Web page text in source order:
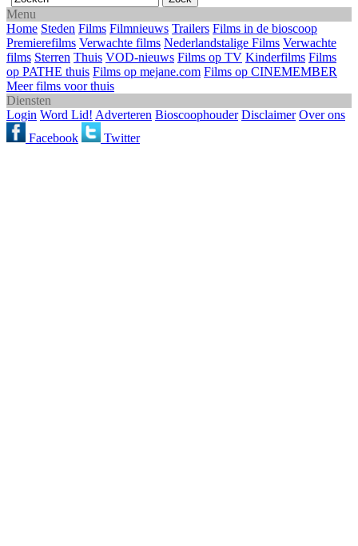
Menu
Home Steden Films Filmnieuws Trailers Films in de bioscoop
Premierefilms Verwachte films Nederlandstalige Films Verwachte
films Sterren Thuis VOD-nieuws Films op TV Kinderfilms Films
op PATHE thuis Films op mejane.com Films op CINEMEMBER
Meer films voor thuis
Diensten
Login Word Lid! Adverteren Bioscoophouder Disclaimer Over ons
Facebook
Twitter